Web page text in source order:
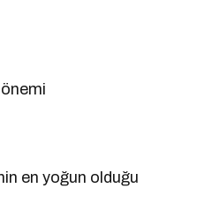
en yoğun olduğu